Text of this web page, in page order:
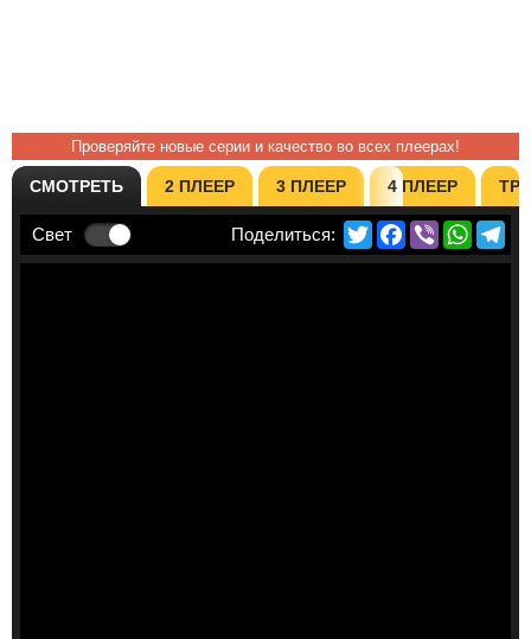
Проверяйте новые серии и качество во всех плеерах!
СМОТРЕТЬ 2 ПЛЕЕР 3 ПЛЕЕР 4 ПЛЕЕР
Свет TwitterFacebook
Viber